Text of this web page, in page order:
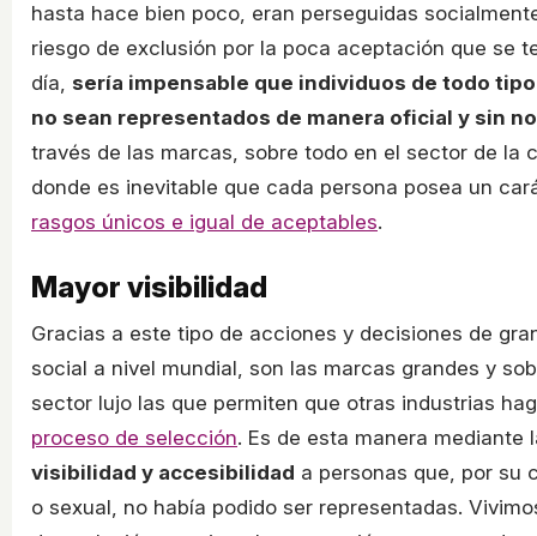
hasta hace bien poco, eran perseguidas
riesgo de exclusión por la poca aceptación que se
día, sería impensable que individuos de todo
no sean representados de manera oficial y sin
través de las marcas, sobre todo en el sector de la
donde es inevitable que cada persona posea un
rasgos únicos e igual de aceptables.
Mayor visibilidad
Gracias a este tipo de acciones y decisiones de
social a nivel mundial, son las marcas grandes y
sector lujo las que permiten que otras industrias
proceso de selección. Es de esta manera mediante
visibilidad y accesibilidad a personas que, por su
o sexual, no había podido ser representadas.